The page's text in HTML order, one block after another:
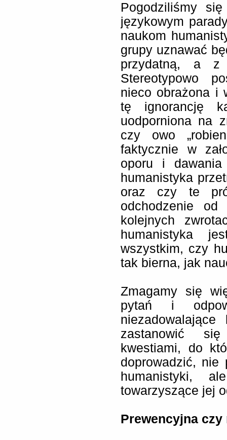
Pogodziliśmy
językowym
naukom
grupy uznawać
przydatną, a z
Stereotypowo
nieco obrażona i
tę ignorancję
uodporniona na
czy owo
faktycznie w
oporu i dawania
humanistyka
oraz czy te
odchodzenie
kolejnych
humanistyka
wszystkim, czy
tak bierna, jak
Zmagamy się
pytań i
zastanowić
kwestiami, do
doprowadzić,
humanistyki,
towarzyszące jej
Prewencyjna czy